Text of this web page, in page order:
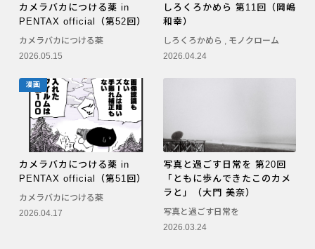
カメラバカにつける薬 in
PENTAX official（第52回）
カメラバカにつける薬
2026.05.15
しろくろかめら 第11回（岡嶋
和幸）
しろくろかめら
モノクローム
2026.04.24
漫画
カメラバカにつける薬 in
PENTAX official（第51回）
カメラバカにつける薬
2026.04.17
写真と過ごす日常を 第20回
「ともに歩んできたこのカメ
ラと」（大門 美奈）
写真と過ごす日常を
2026.03.24